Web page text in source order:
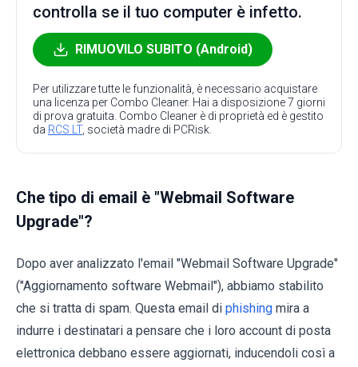
controlla se il tuo computer è infetto.
RIMUOVILO SUBITO (Android)
Per utilizzare tutte le funzionalità, è necessario acquistare
una licenza per Combo Cleaner. Hai a disposizione 7 giorni
di prova gratuita. Combo Cleaner è di proprietà ed è gestito
da RCS LT, società madre di PCRisk.
Che tipo di email è "Webmail Software
Upgrade"?
Dopo aver analizzato l'email "Webmail Software Upgrade"
("Aggiornamento software Webmail"), abbiamo stabilito
che si tratta di spam. Questa email di phishing mira a
indurre i destinatari a pensare che i loro account di posta
elettronica debbano essere aggiornati, inducendoli così a